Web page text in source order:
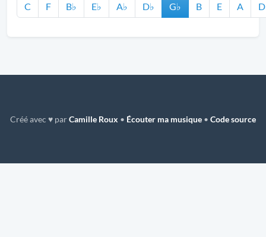
C F B♭ E♭ A♭ D♭ G♭ B E A D
Créé avec ♥ parCamille Roux • Écouter ma musique • Code source